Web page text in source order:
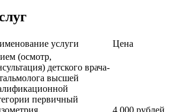
услуги Цена
(осмотр,
детского врача-
высшей
первичный